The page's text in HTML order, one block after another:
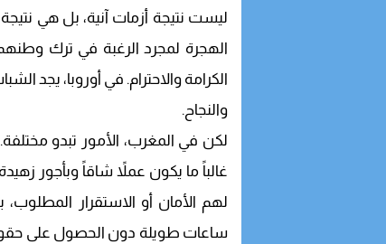
ليست نتيجة أزمات آنية، بل هي
الهجرة لمجرد الرغبة في ترك
الكرامة والاحترام. في أوروبا، يجد
والنجاح.
لكن في المغرب، الأمور تبدو
غالباً ما يكون عملاً شاقاً وبأجور
لهم الأمان أو الاستقرار
ساعات طويلة دون الحصول على